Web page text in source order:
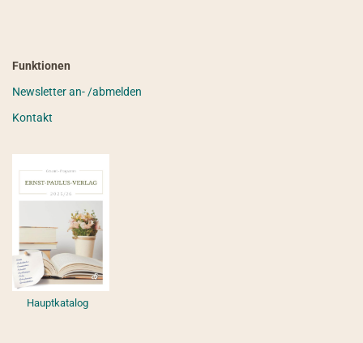
Funktionen
Newsletter an- /abmelden
Kontakt
Hauptkatalog